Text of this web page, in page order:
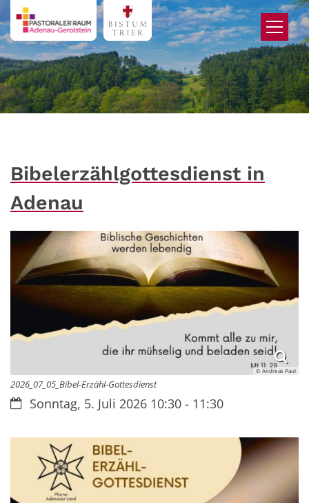
Zum Inhalt springen
Bibelerzählgottesdienst in
Adenau
© Andreas Paul
2026_07_05_Bibel-Erzähl-Gottesdienst
Datum:Sonntag, 5. Juli 2026 10:30 - 11:30